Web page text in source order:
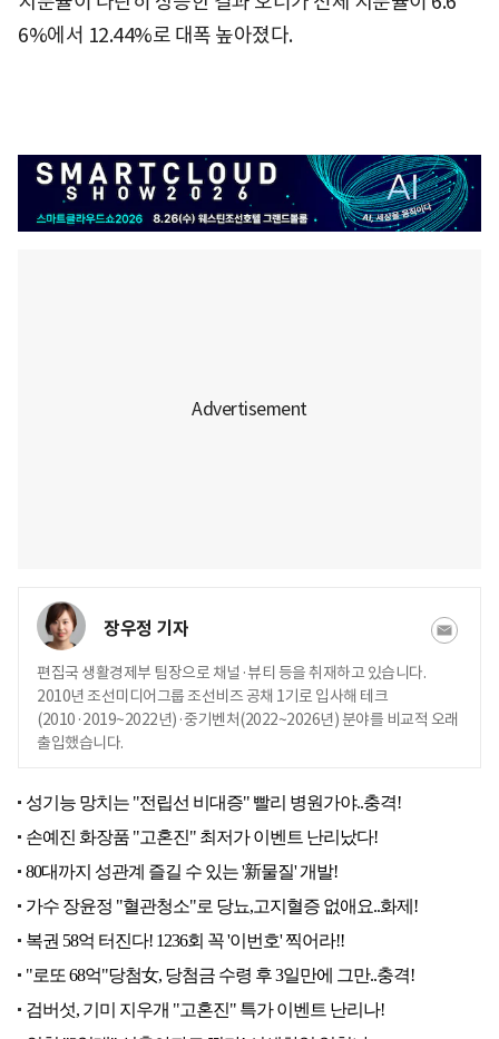
6%에서 12.44%로 대폭 높아졌다.
장우정 기자
편집국 생활경제부 팀장으로 채널·뷰티 등을 취재하고 있습니다.
2010년 조선미디어그룹 조선비즈 공채 1기로 입사해 테크
(2010·2019~2022년)·중기벤처(2022~2026년) 분야를 비교적 오래
출입했습니다.